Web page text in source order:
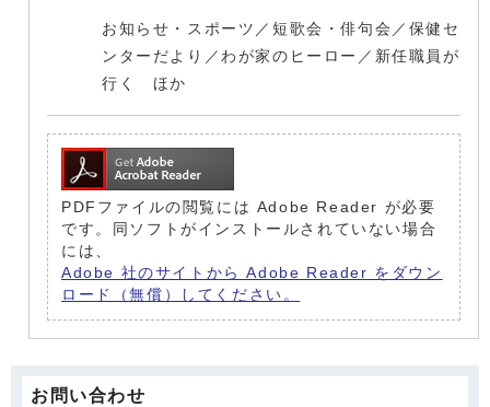
お知らせ・スポーツ／短歌会・俳句会／保健セ
ンターだより／わが家のヒーロー／新任職員が
行く ほか
PDFファイルの閲覧には Adobe Reader が必要
です。同ソフトがインストールされていない場合
には、
Adobe 社のサイトから Adobe Reader をダウン
ロード（無償）してください。
お問い合わせ